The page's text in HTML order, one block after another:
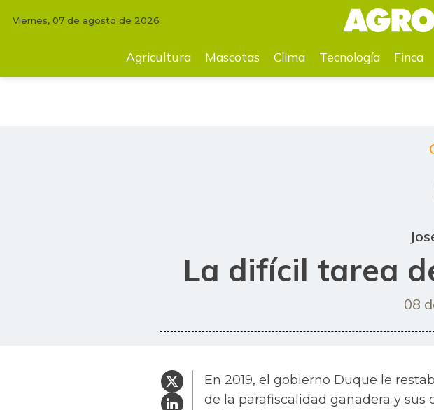
JOSÉ FÉLIX LAFAURIE La difícil tarea de enmendar entuertos
Viernes, 07 de agosto de 2026
Agricultura Mascotas Clima Tecnología Finca
La difícil tarea
08
En 2019, el gobierno Duque le
de la parafiscalidad ganadera y